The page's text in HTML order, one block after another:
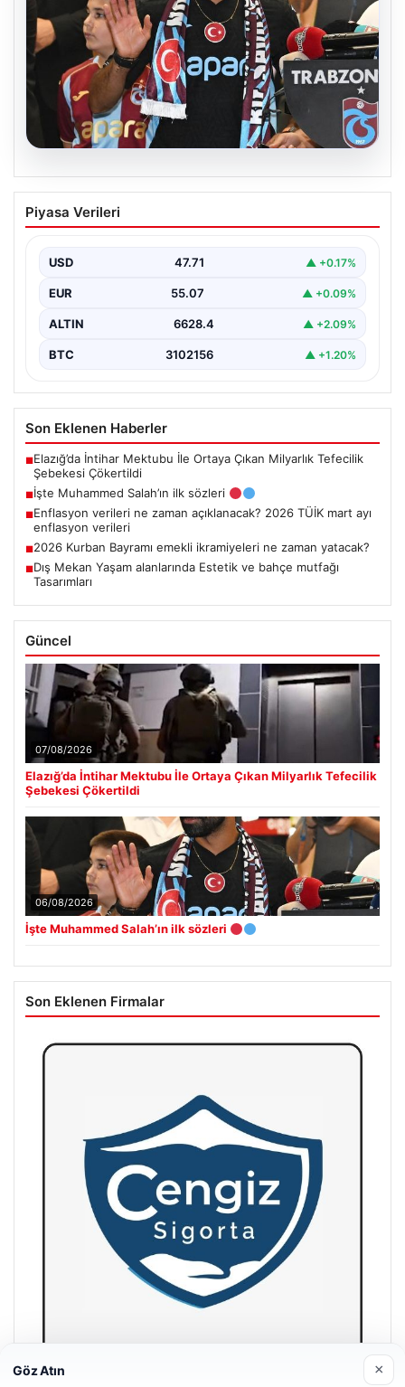
06.08.2026
İşte Muhammed Salah’ın ilk sözleri
Piyasa Verileri
USD 47.71 ▲ +0.17%
EUR 55.07 ▲ +0.09%
ALTIN 6628.4 ▲ +2.09%
BTC 3102156 ▲ +1.20%
Son Eklenen Haberler
■Elazığ’da İntihar Mektubu İle Ortaya Çıkan Milyarlık Tefecilik
Şebekesi Çökertildi
■İşte Muhammed Salah’ın ilk sözleri
■Enflasyon verileri ne zaman açıklanacak? 2026 TÜİK mart ayı
enflasyon verileri
■2026 Kurban Bayramı emekli ikramiyeleri ne zaman yatacak?
■Dış Mekan Yaşam alanlarında Estetik ve bahçe mutfağı
Tasarımları
Güncel
07/08/2026
Elazığ’da İntihar Mektubu İle Ortaya Çıkan Milyarlık Tefecilik
Şebekesi Çökertildi
06/08/2026
İşte Muhammed Salah’ın ilk sözleri
Son Eklenen Firmalar
Göz Atın ×